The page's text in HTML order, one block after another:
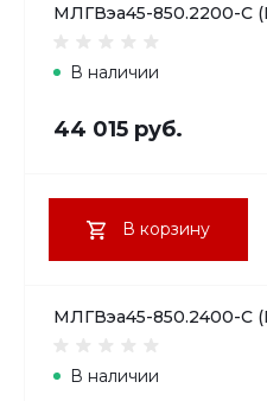
МЛГВэа45-850.2200-С
В наличии
44 015 руб.
В корзину
МЛГВэа45-850.2400-С
В наличии